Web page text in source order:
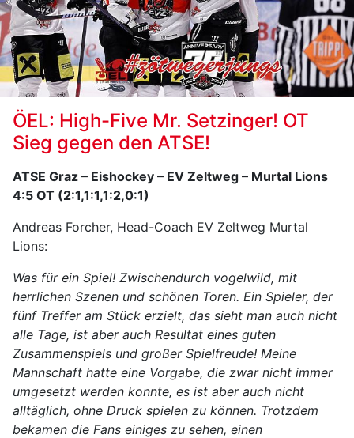
ÖEL: High-Five Mr. Setzinger! OT
Sieg gegen den ATSE!
ATSE Graz – Eishockey – EV Zeltweg – Murtal Lions
4:5 OT (2:1,1:1,1:2,0:1)
Andreas Forcher, Head-Coach EV Zeltweg Murtal
Lions:
Was für ein Spiel! Zwischendurch vogelwild, mit
herrlichen Szenen und schönen Toren. Ein Spieler, der
fünf Treffer am Stück erzielt, das sieht man auch nicht
alle Tage, ist aber auch Resultat eines guten
Zusammenspiels und großer Spielfreude! Meine
Mannschaft hatte eine Vorgabe, die zwar nicht immer
umgesetzt werden konnte, es ist aber auch nicht
alltäglich, ohne Druck spielen zu können. Trotzdem
bekamen die Fans einiges zu sehen, einen